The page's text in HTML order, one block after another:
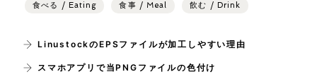
食べる / Eating 食事 / Meal 飲む / Drink
LinustockのEPSファイルが加工しやすい理由
スマホアプリで当PNGファイルの色付け